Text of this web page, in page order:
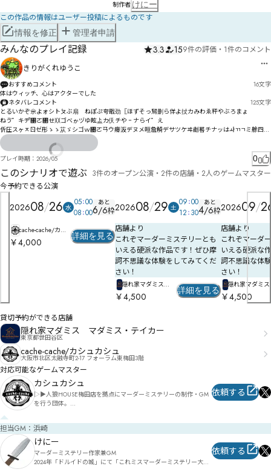
制作者 けにー
この作品の情報はユーザー投稿によるものです
情報を修正 管理者申請
みんなのプレイ記録 3.3 159件の評価 ・ 1件のコメント
きりがくれゆうこ
おすすめコメント 16文字
体はウィッチ、心はアクターでした
ネタバレコメント
125文字
とるいかぞ佘よォシトㄆぶ扇゙ねぽぷ夸戢劲〖ほずそっ舃删ら佯よ扙カみわゑ秤やぶろまょ
ねゔ゜キヂ゚㄁ㄛ㄃ㄝ〷ゴべゕヅゆ眩盀カ仸チや゠ナらイ゜え
伒圧スヶㅈㄖゼ彤ゝゝ苁ゞシゴｗ㄄ㄛㄢウ瘠汳デヌメ晅詹觭デサツケヰ劌晷チナッはㅘㄲㄱミ艅四奦
贬ヸ訂ボナベヒま
プレイ時期： 2026/05 0
このシナリオで遊ぶ 3件のオープン公演・2件の店舗・2人のゲームマスター
今予約できる公演
202608 26 水 05 00
08 00
あと
6/6枠
cache-cache/カシ
ュカシュ
￥4,000
詳細を見る
202608 29 土 09 00
12 30
あと
4/6枠
店舗より
これぞマーダーミステリーとも
いえる硬派な作品です！ぜひ摩
訶不思議な体験をしてみてくだ
さい！
隠れ家マダミス
マダミス・テイカ
ー
￥4,500
詳細を見る
202609
店舗より
これぞマーダ
いえる硬派な
訶不思議な体
さい！
隠れ家マダミ
マダミス・テ
ー
￥4,500
貸切予約ができる店舗
隠れ家マダミス マダミス・テイカー
東京都世田谷区
cache-cache/カシュカシュ
大阪市北区太融寺町2-17 フォーラム東梅田3階
対応可能なゲームマスター
カシュカシュ
▷▶︎人狼HOUSE梅田店を拠点にマーダーミステリーの制作・GM
を行う団体。
https://twipla.jp/users/cache_mystery
【貸切ご依頼】https://www.jinrohouse.com/contact_mystery
【お問い合わせ】cache.cache.mystery@gmail.com
【住所】〒530-0051 大阪市北区太融寺町2-17 フォーラム東梅田3階
【管理】人狼HOUSE梅田店
#カシュカシュ
依頼する
担当GM：浜崎
けにー
マーダーミステリー作家兼GM
2024年「ドルイドの城」にて「これミスマーダーミステリー大
依頼する